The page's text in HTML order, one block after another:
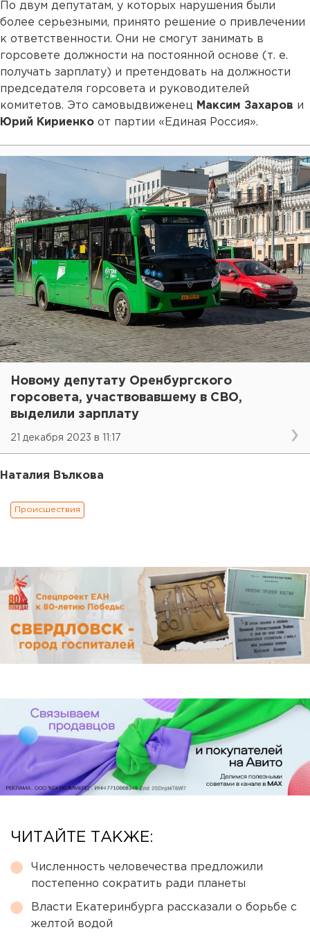
По двум депутатам, у которых нарушения были
более серьезными, принято решение о привлечении
к ответственности. Они не смогут занимать в
горсовете должности на постоянной основе (т. е.
получать зарплату) и претендовать на должности
председателя горсовета и руководителей
комитетов. Это самовыдвиженец Максим Захаров и
Юрий Кириенко от партии «Единая Россия».
Новому депутату Оренбургского
горсовета, участвовавшему в СВО,
выделили зарплату
21 декабря 2023 в 11:17
Наталия Вълкова
Происшествия
ЧИТАЙТЕ ТАКЖЕ:
Численность человечества предложили
постепенно сократить ради планеты
Власти Екатеринбурга рассказали о борьбе с
желтой водой